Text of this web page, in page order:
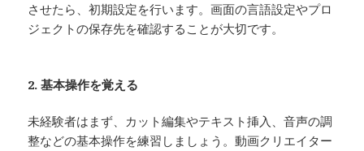
させたら、初期設定を行います。画面の言語設定やプロ
ジェクトの保存先を確認することが大切です。
2. 基本操作を覚える
未経験者はまず、カット編集やテキスト挿入、音声の調
整などの基本操作を練習しましょう。動画クリエイター